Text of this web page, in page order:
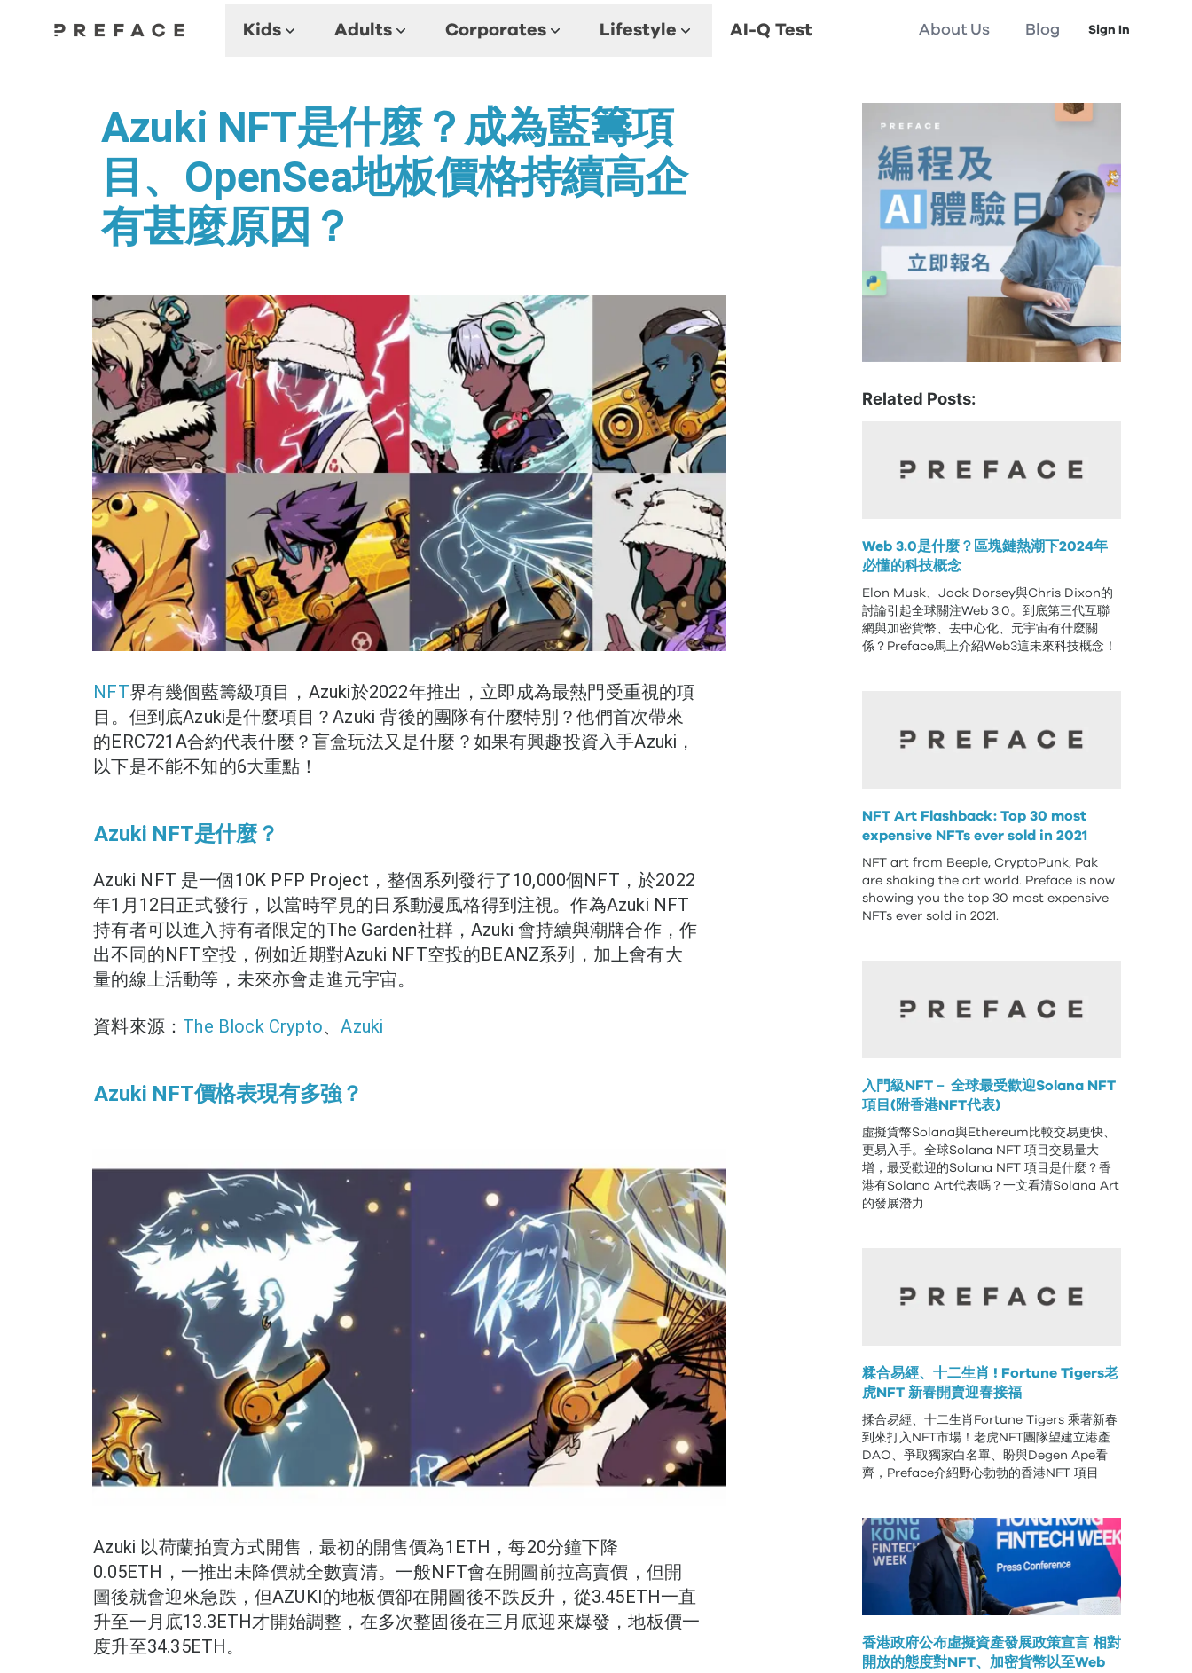
Kids Adults Corporates Lifestyle AI-Q Test About Us Blog Sign In
Azuki NFT是什麼？成為藍籌項
目、OpenSea地板價格持續高企
有甚麼原因？
NFT界有幾個藍籌級項目，Azuki於2022年推出，立即成為最熱門受重視的項
目。但到底Azuki是什麼項目？Azuki 背後的團隊有什麼特別？他們首次帶來
的ERC721A合約代表什麼？盲盒玩法又是什麼？如果有興趣投資入手Azuki，
以下是不能不知的6大重點！
Azuki NFT是什麼？
Azuki NFT 是一個10K PFP Project，整個系列發行了10,000個NFT，於2022
年1月12日正式發行，以當時罕見的日系動漫風格得到注視。作為Azuki NFT
持有者可以進入持有者限定的The Garden社群，Azuki 會持續與潮牌合作，作
出不同的NFT空投，例如近期對Azuki NFT空投的BEANZ系列，加上會有大
量的線上活動等，未來亦會走進元宇宙。
資料來源： The Block Crypto、Azuki
Azuki NFT價格表現有多強？
Azuki 以荷蘭拍賣方式開售，最初的開售價為1ETH，每20分鐘下降
0.05ETH，一推出未降價就全數賣清。一般NFT會在開圖前拉高賣價，但開
圖後就會迎來急跌，但AZUKI的地板價卻在開圖後不跌反升，從3.45ETH一直
升至一月底13.3ETH才開始調整，在多次整固後在三月底迎來爆發，地板價一
度升至34.35ETH。
Related Posts:
Web 3.0是什麼？區塊鏈熱潮下2024年
必懂的科技概念
Elon Musk、Jack Dorsey與Chris Dixon的
討論引起全球關注Web 3.0。到底第三代互聯
網與加密貨幣、去中心化、元宇宙有什麼關
係？Preface馬上介紹Web3這未來科技概念！
NFT Art Flashback: Top 30 most
expensive NFTs ever sold in 2021
NFT art from Beeple, CryptoPunk, Pak
are shaking the art world. Preface is now
showing you the top 30 most expensive
NFTs ever sold in 2021.
入門級NFT－ 全球最受歡迎Solana NFT
項目(附香港NFT代表)
虛擬貨幣Solana與Ethereum比較交易更快、
更易入手。全球Solana NFT 項目交易量大
增，最受歡迎的Solana NFT 項目是什麼？香
港有Solana Art代表嗎？一文看清Solana Art
的發展潛力
糅合易經、十二生肖 ! Fortune Tigers老
虎NFT 新春開賣迎春接福
揉合易經、十二生肖Fortune Tigers 乘著新春
到來打入NFT市場！老虎NFT團隊望建立港產
DAO、爭取獨家白名單、盼與Degen Ape看
齊，Preface介紹野心勃勃的香港NFT 項目
香港政府公布虛擬資產發展政策宣言 相對
開放的態度對NFT、加密貨幣以至Web